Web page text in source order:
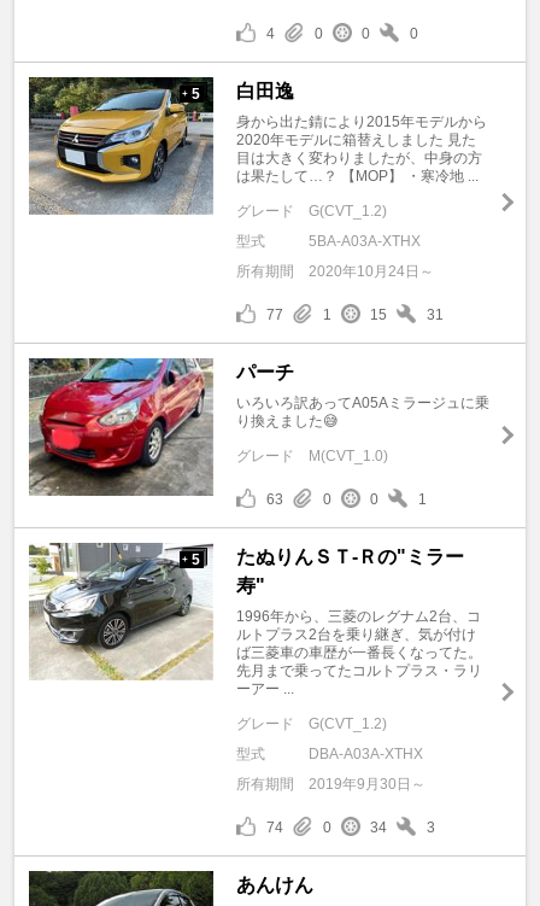
4 0 0 0
+ 5 白田逸
身から出た錆により2015年モデルから
2020年モデルに箱替えしました 見た
目は大きく変わりましたが、中身の方
は果たして…？ 【MOP】 ・寒冷地 ...
グレード
G(CVT_1.2)
型式
5BA-A03A-XTHX
所有期間
2020年10月24日～
77 1 15 31
パーチ
いろいろ訳あってA05Aミラージュに乗
り換えました😅
グレード M(CVT_1.0)
63 0 0 1
+ 5
たぬりんＳＴ-Ｒの"ミラー
寿"
1996年から、三菱のレグナム2台、コ
ルトプラス2台を乗り継ぎ、気が付け
ば三菱車の車歴が一番長くなってた。
先月まで乗ってたコルトプラス・ラリ
ーアー ...
グレード
G(CVT_1.2)
型式
DBA-A03A-XTHX
所有期間
2019年9月30日～
74 0 34 3
あんけん